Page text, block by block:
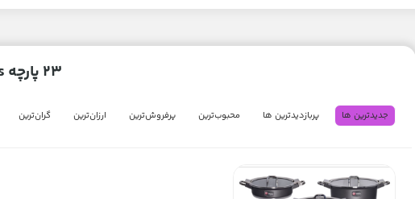
23 پارچه mgs
جدیدترین ها پربازدیدترین ها محبوب‌‌ترین پرفروش‌ترین ارزان‌ترین گران‌ترین